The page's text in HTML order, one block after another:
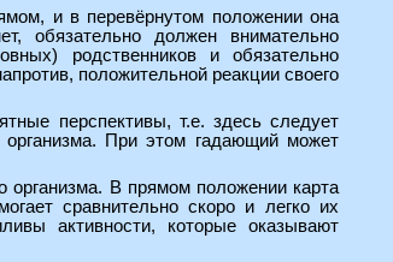
и в перевёрнутом положении она
обязательно должен внимательно
родственников и обязательно
положительной реакции своего
перспективы, т.е. здесь следует
организма. При этом гадающий может
организма. В прямом положении карта
сравнительно скоро и легко их
активности, которые оказывают